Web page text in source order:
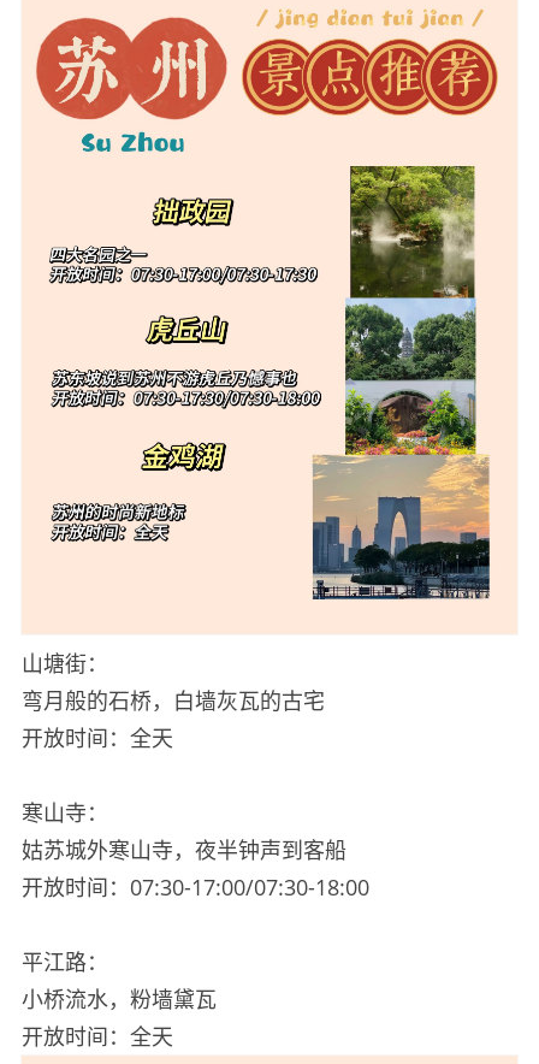
山塘街：
弯月般的石桥，白墙灰瓦的古宅
开放时间：全天
寒山寺：
姑苏城外寒山寺，夜半钟声到客船
开放时间：07:30-17:00/07:30-18:00
平江路：
小桥流水，粉墙黛瓦
开放时间：全天